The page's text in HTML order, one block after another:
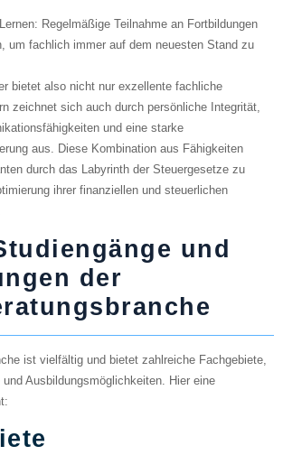
: Regelmäßige Teilnahme an Fortbildungen
um fachlich immer auf dem neuesten Stand zu
bietet also nicht nur exzellente fachliche
zeichnet sich auch durch persönliche Integrität,
und eine starke
aus. Diese Kombination aus Fähigkeiten
durch das Labyrinth der Steuergesetze zu
ihrer finanziellen und steuerlichen
und
der
ist vielfältig und bietet zahlreiche Fachgebiete,
Ausbildungsmöglichkeiten. Hier eine